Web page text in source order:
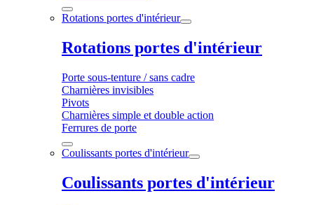
Rotations portes d'intérieur
Rotations portes d'intérieur
Porte sous-tenture / sans cadre
Charnières invisibles
Pivots
Charnières simple et double action
Ferrures de porte
Coulissants portes d'intérieur
Coulissants portes d'intérieur